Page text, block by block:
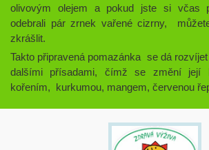
olivovým olejem a pokud jste si včas
odebrali pár zrnek vařené cizrny,
zkrášlit.
Takto připravená pomazánka se dá
dalšími přísadami, čímž se změní
kořením,
kurkumou, mangem, červenou